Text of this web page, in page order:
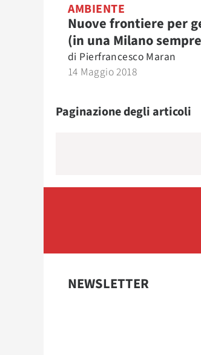
AMBIENTE
Nuove frontiere per
(in una Milano
di Pierfrancesco Maran
14 Maggio 2018
Paginazione degli articoli
NEWSLETTER